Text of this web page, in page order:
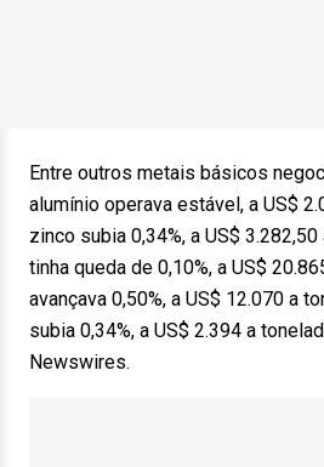
Entre outros metais básicos
alumínio operava estável, a US$
zinco subia 0,34%, a US$
tinha queda de 0,10%, a US$
avançava 0,50%, a US$ 12.070 a
subia 0,34%, a US$ 2.394 a
Newswires.